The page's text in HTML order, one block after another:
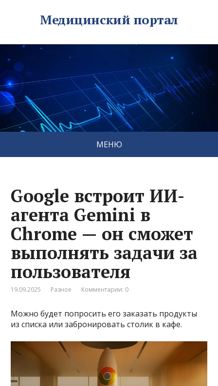
Медицинский портал
МЕНЮ
Google встроит ИИ-
агента Gemini в
Chrome — он сможет
выполнять задачи за
пользователя
19.09.2025 Разное Комментарии: 0
Можно будет попросить его заказать продукты
из списка или забронировать столик в кафе.